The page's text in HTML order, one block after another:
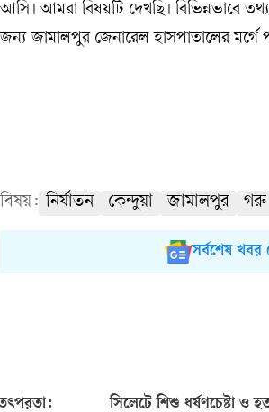
আসি। আমরা বিষয়টি দেখছি। বিভিন্নভাবে
জন্য জামালপুর জেনারেল হাসপাতালের মর্গে
বিষয়: নির্যাতন কেন্দুয়া জামালপুর গরু
সর্বশেষ
সিলেটে শিশু ধর্ষণচেষ্টা ও